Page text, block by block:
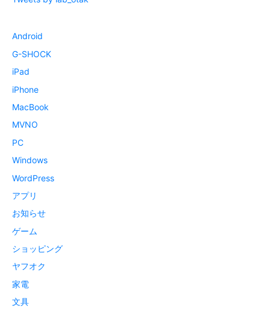
Android
G-SHOCK
iPad
iPhone
MacBook
MVNO
PC
Windows
WordPress
アプリ
お知らせ
ゲーム
ショッピング
ヤフオク
家電
文具